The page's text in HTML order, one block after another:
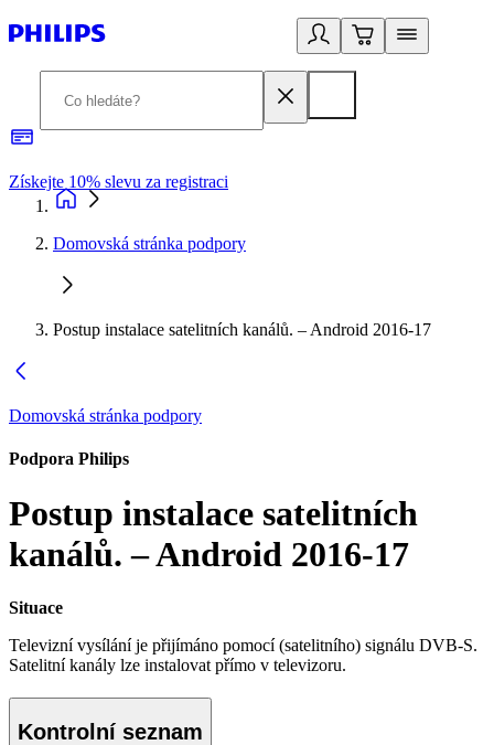
Získejte 10% slevu za registraci
Domovská stránka podpory
Postup instalace satelitních kanálů. – Android 2016-17
Domovská stránka podpory
Podpora Philips
Postup instalace satelitních
kanálů. – Android 2016-17
Situace
Televizní vysílání je přijímáno pomocí (satelitního) signálu DVB-S.
Satelitní kanály lze instalovat přímo v televizoru.
Kontrolní seznam